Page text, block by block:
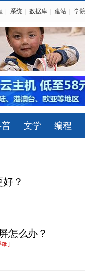
系统 数据库 建站 学院
普 文学 编程
？
怎么办？
细]